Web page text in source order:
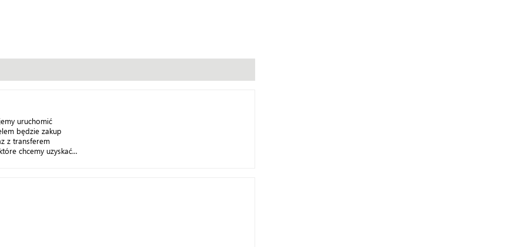
uruchomić
będzie zakup
z transferem
chcemy uzyskać...